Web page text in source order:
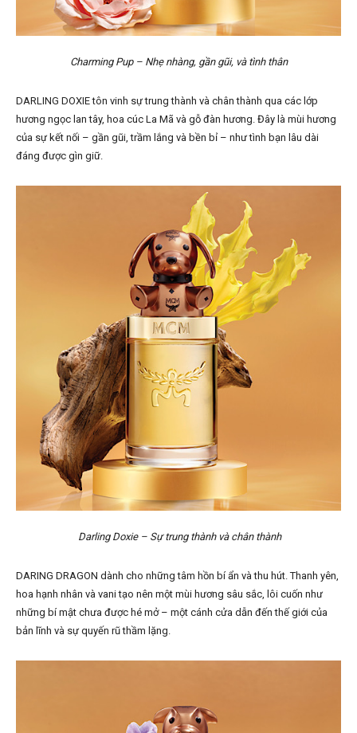
Charming Pup – Nhẹ nhàng, gần gũi, và tình thân
DARLING DOXIE tôn vinh sự trung thành và chân thành qua các lớp
hương ngọc lan tây, hoa cúc La Mã và gỗ đàn hương. Đây là mùi hương
của sự kết nối – gần gũi, trầm lắng và bền bỉ – như tình bạn lâu dài
đáng được gìn giữ.
Darling Doxie – Sự trung thành và chân thành
DARING DRAGON dành cho những tâm hồn bí ẩn và thu hút. Thanh yên,
hoa hạnh nhân và vani tạo nên một mùi hương sâu sắc, lôi cuốn như
những bí mật chưa được hé mở – một cánh cửa dẫn đến thế giới của
bản lĩnh và sự quyến rũ thầm lặng.